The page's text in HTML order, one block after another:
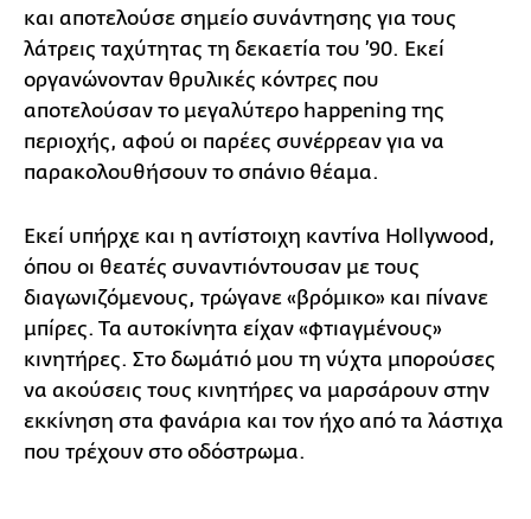
και αποτελούσε σημείο συνάντησης για τους
λάτρεις ταχύτητας τη δεκαετία του ’90. Εκεί
οργανώνονταν θρυλικές κόντρες που
αποτελούσαν το μεγαλύτερο happening της
περιοχής, αφού οι παρέες συνέρρεαν για να
παρακολουθήσουν το σπάνιο θέαμα.
Εκεί υπήρχε και η αντίστοιχη καντίνα Hollywood,
όπου οι θεατές συναντιόντουσαν με τους
διαγωνιζόμενους, τρώγανε «βρόμικο» και πίνανε
μπίρες. Τα αυτοκίνητα είχαν «φτιαγμένους»
κινητήρες. Στο δωμάτιό μου τη νύχτα μπορούσες
να ακούσεις τους κινητήρες να μαρσάρουν στην
εκκίνηση στα φανάρια και τον ήχο από τα λάστιχα
που τρέχουν στο οδόστρωμα.